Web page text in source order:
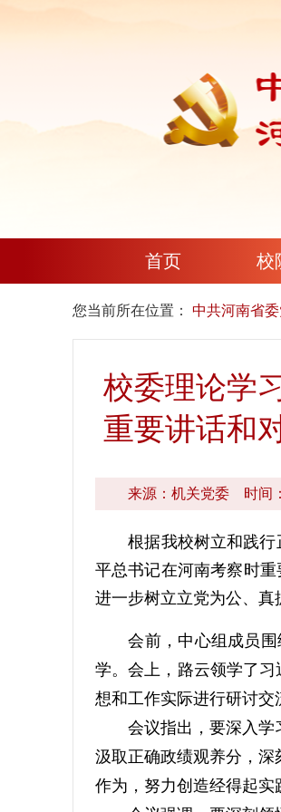
首页 校
您当前所在位置： 中共河南省
校委理论学
重要讲话和
来源：机关党委 时间
根据我校树立和践行正
平总书记在河南考察时
进一步树立立党为公、真
会前，中心组成员围绕
学。会上，路云领学了
想和工作实际进行研讨交
会议指出，要深入学习
汲取正确政绩观养分，深
作为，努力创造经得起实